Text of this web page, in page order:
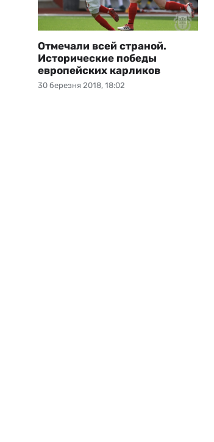
30 березня 2018, 18:02
Отмечали всей страной.
Исторические победы
европейских карликов